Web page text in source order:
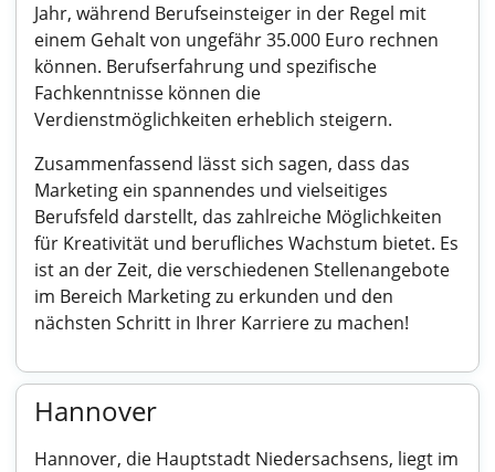
Jahr, während Berufseinsteiger in der Regel mit
einem Gehalt von ungefähr 35.000 Euro rechnen
können. Berufserfahrung und spezifische
Fachkenntnisse können die
Verdienstmöglichkeiten erheblich steigern.
Zusammenfassend lässt sich sagen, dass das
Marketing ein spannendes und vielseitiges
Berufsfeld darstellt, das zahlreiche Möglichkeiten
für Kreativität und berufliches Wachstum bietet. Es
ist an der Zeit, die verschiedenen Stellenangebote
im Bereich Marketing zu erkunden und den
nächsten Schritt in Ihrer Karriere zu machen!
Hannover
Hannover, die Hauptstadt Niedersachsens, liegt im